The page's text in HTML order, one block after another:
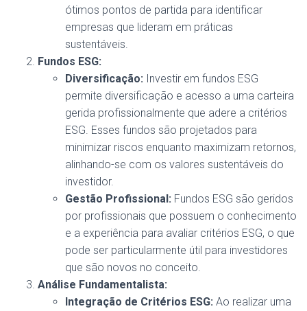
ótimos pontos de partida para identificar
empresas que lideram em práticas
sustentáveis.
Fundos ESG:
Diversificação: Investir em fundos ESG
permite diversificação e acesso a uma carteira
gerida profissionalmente que adere a critérios
ESG. Esses fundos são projetados para
minimizar riscos enquanto maximizam retornos,
alinhando-se com os valores sustentáveis do
investidor.
Gestão Profissional: Fundos ESG são geridos
por profissionais que possuem o conhecimento
e a experiência para avaliar critérios ESG, o que
pode ser particularmente útil para investidores
que são novos no conceito.
Análise Fundamentalista:
Integração de Critérios ESG: Ao realizar uma